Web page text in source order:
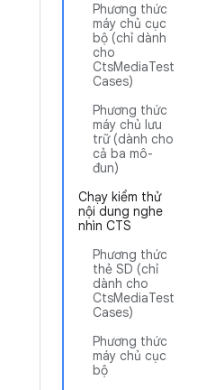
Phương thức
máy chủ cục
bộ (chỉ dành
cho
CtsMediaTest
Cases)
Phương thức
máy chủ lưu
trữ (dành cho
cả ba mô-
đun)
Chạy kiểm thử
nội dung nghe
nhìn CTS
Phương thức
thẻ SD (chỉ
dành cho
CtsMediaTest
Cases)
Phương thức
máy chủ cục
bộ